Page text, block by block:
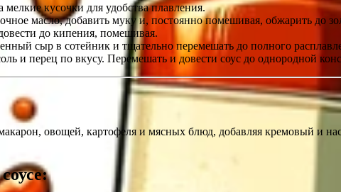
кусочки для удобства плавления.
масло, добавить муку и, постоянно помешивая, обжарить до
до кипения, помешивая.
сыр в сотейник и тщательно перемешать до полного
и перец по вкусу. Перемешать и довести соус до однородной
овощей, картофеля и мясных блюд, добавляя кремовый и